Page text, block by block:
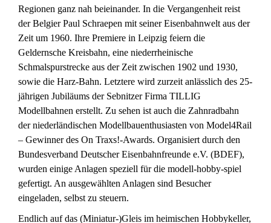
Regionen ganz nah beieinander. In die Vergangenheit reist
der Belgier Paul Schraepen mit seiner Eisenbahnwelt aus der
Zeit um 1960. Ihre Premiere in Leipzig feiern die
Geldernsche Kreisbahn, eine niederrheinische
Schmalspurstrecke aus der Zeit zwischen 1902 und 1930,
sowie die Harz-Bahn. Letztere wird zurzeit anlässlich des 25-
jährigen Jubiläums der Sebnitzer Firma TILLIG
Modellbahnen erstellt. Zu sehen ist auch die Zahnradbahn
der niederländischen Modellbauenthusiasten von Model4Rail
– Gewinner des On Traxs!-Awards. Organisiert durch den
Bundesverband Deutscher Eisenbahnfreunde e.V. (BDEF),
wurden einige Anlagen speziell für die modell-hobby-spiel
gefertigt. An ausgewählten Anlagen sind Besucher
eingeladen, selbst zu steuern.
Endlich auf das (Miniatur-)Gleis im heimischen Hobbykeller,